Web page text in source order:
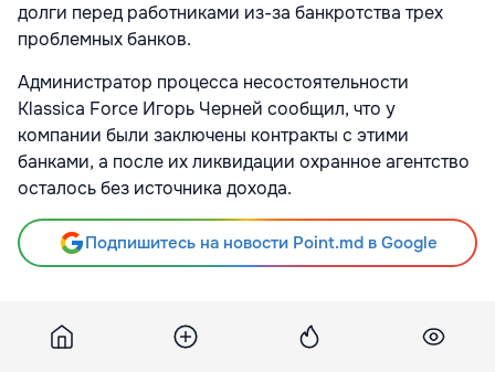
долги перед работниками из-за банкротства трех
проблемных банков.
Администратор процесса несостоятельности
Klassica Force Игорь Черней сообщил, что у
компании были заключены контракты с этими
банками, а после их ликвидации охранное агентство
осталось без источника дохода.
Подпишитесь на новости Point.md в Google